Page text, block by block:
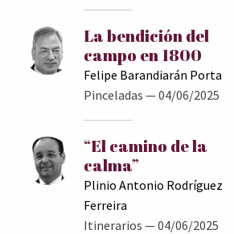
La bendición del
campo en 1800
Felipe Barandiarán Porta
Pinceladas — 04/06/2025
“El camino de la
calma”
Plinio Antonio Rodríguez
Ferreira
Itinerarios — 04/06/2025